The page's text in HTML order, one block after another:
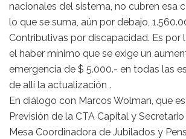
nacionales del sistema, no cubren esa
lo que se suma, aún por debajo,
Contributivas por discapacidad. Es por
el haber mínimo que se exige un
emergencia de $ 5.000.- en todas las
de allí la actualización .
En diálogo con Marcos Wolman, que
Previsión de la CTA Capital y
Mesa Coordinadora de Jubilados y